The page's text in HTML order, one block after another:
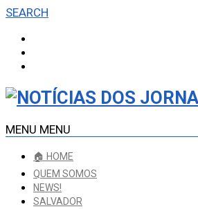
SEARCH
MENU MENU
🏠 HOME
QUEM SOMOS
NEWS!
SALVADOR